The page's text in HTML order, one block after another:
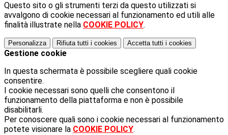
Questo sito o gli strumenti terzi da questo utilizzati si
avvalgono di cookie necessari al funzionamento ed utili alle
finalità illustrate nella COOKIE POLICY.
Personalizza Rifiuta tutti i cookies Accetta tutti i cookies
Gestione cookie
In questa schermata è possibile scegliere quali cookie
consentire.
I cookie necessari sono quelli che consentono il
funzionamento della piattaforma e non è possibile
disabilitarli.
Per conoscere quali sono i cookie necessari al funzionamento
potete visionare la COOKIE POLICY.